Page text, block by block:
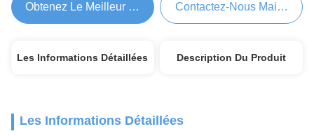
Obtenez Le Meilleur Prix Contactez-Nous Maintenant
Les Informations Détaillées Description Du Produit
Les Informations Détaillées